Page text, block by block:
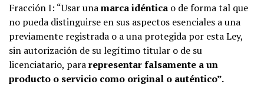
Fracción I: “Usar unamarca idéntica o de forma tal que
no pueda distinguirse en sus aspectos esenciales a una
previamente registrada o a una protegida por esta Ley,
sin autorización de su legítimo titular o de su
licenciatario, pararepresentar falsamente a un
producto o servicio como original o auténtico”.